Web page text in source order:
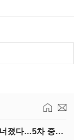
(긴급진단)"미 중동외교 정책 무너졌다…5차 중동전 가능성은 낮아"